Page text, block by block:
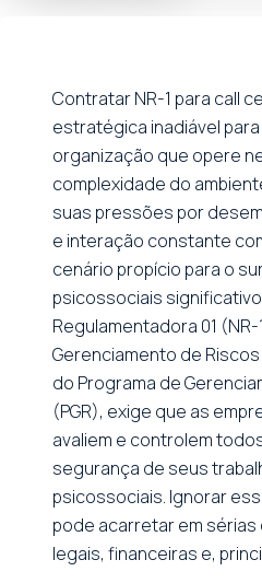
Contratar NR-1 para call
estratégica inadiável
organização que opere
complexidade do
suas pressões por
e interação constante
cenário propício para o
psicossociais
Regulamentadora 01
Gerenciamento de Riscos
do Programa de
(PGR), exige que as
avaliem e controlem
segurança de seus
psicossociais. Ignorar
pode acarretar em
legais, financeiras e,